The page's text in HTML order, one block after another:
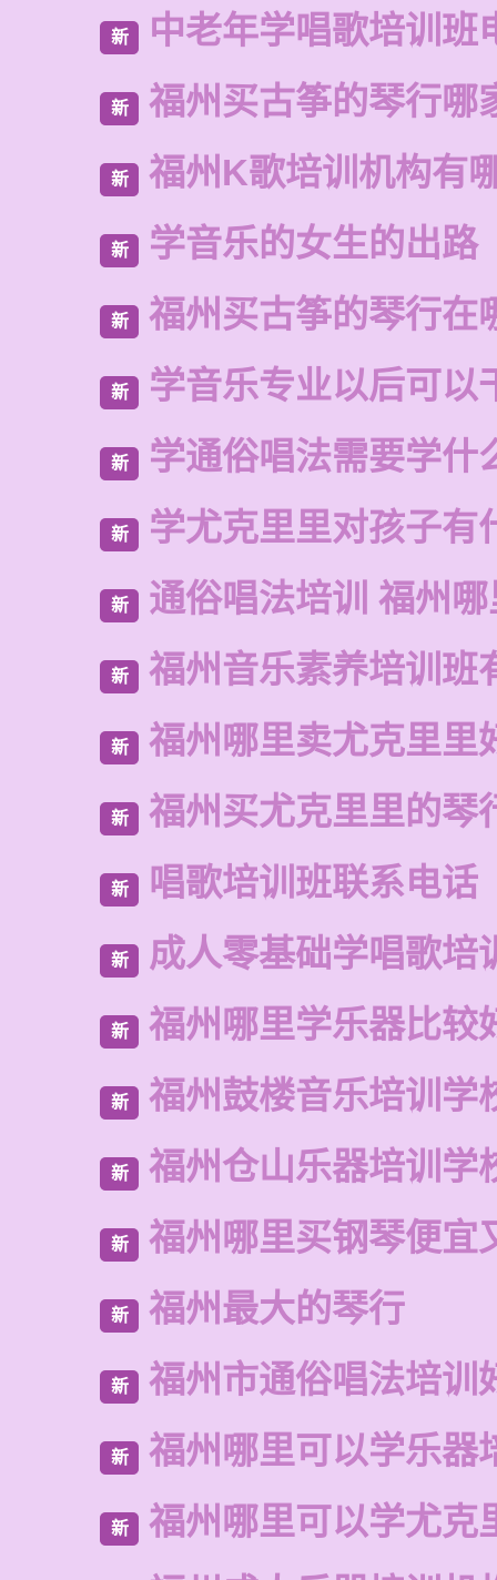
新 中老年学唱歌培训班
新 福州买古筝的琴行哪
新 福州K歌培训机构有
新 学音乐的女生的出路
新 福州买古筝的琴行在
新 学音乐专业以后可以
新 学通俗唱法需要学什
新 学尤克里里对孩子有
新 通俗唱法培训 福州
新 福州音乐素养培训班
新 福州哪里卖尤克里里
新 福州买尤克里里的琴
新 唱歌培训班联系电话
新 成人零基础学唱歌培
新 福州哪里学乐器比较
新 福州鼓楼音乐培训学
新 福州仓山乐器培训学
新 福州哪里买钢琴便宜
新 福州最大的琴行
新 福州市通俗唱法培训
新 福州哪里可以学乐器
新
福州哪里可以学尤克